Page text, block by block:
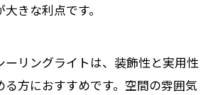
きな利点です。
ーリングライトは、装飾性と実用性
る方におすすめです。空間の雰囲気